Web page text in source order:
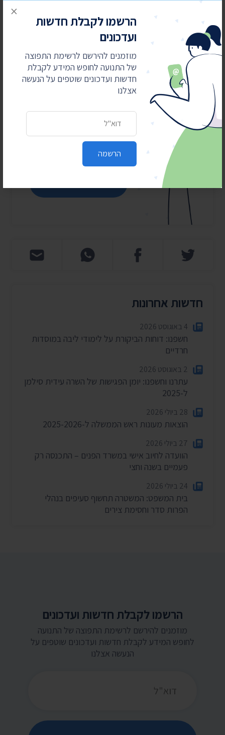
הרשמו לקבלת חדשות
ועדכונים
מוזמנים להירשם לרשימת התפוצה
של התנועה לחופש המידע לקבלת
חדשות ועדכונים שוטפים על הנעשה
אצלנו
הרשמה
× תשובת דובר צה"ל
מאבקים משפטיים
עולים כסף
את מהפכת השקיפות ומחזירה
את המידע לציבור. כדי שנוכל
להמשיך אנחנו זקוקים
חדשות אחרונות
4 באוגוסט 2026
חשפנו: דוחות הביקורת על לימודי ליבה במוסדות
חרדיים
2 באוגוסט 2026
עתרנו וחשפנו: יומן הפגישות של השרה עידית סילמן
ל-2025
28 ביולי 2026
הוצאות מעונות ראש הממשלה ל-2025-2026
27 ביולי 2026
הוועדה לחיוב אישי במשרד הפנים – התכנסה רק
פעמיים בשנה וחצי
24 ביולי 2026
בית המשפט: המשטרה תחשוף סעיפים בנהלי
הפרות סדר וחסימת צירים
הרשמו לקבלת חדשות ועדכונים
מוזמנים להירשם לרשימת התפוצה של התנועה
לחופש המידע לקבלת חדשות ועדכונים שוטפים על
הנעשה אצלנו